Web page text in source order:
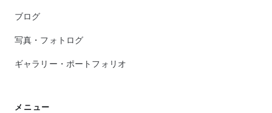
ブログ
写真・フォトログ
ギャラリー・ポートフォリオ
メニュー